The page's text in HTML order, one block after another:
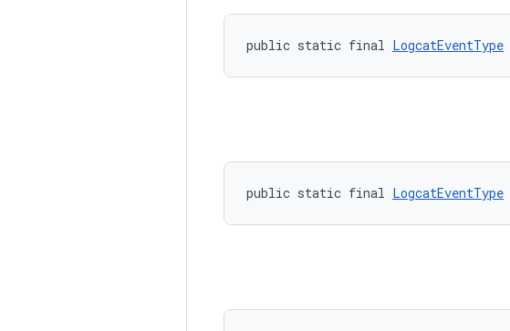
public static final LogcatEventType
public static final LogcatEventType